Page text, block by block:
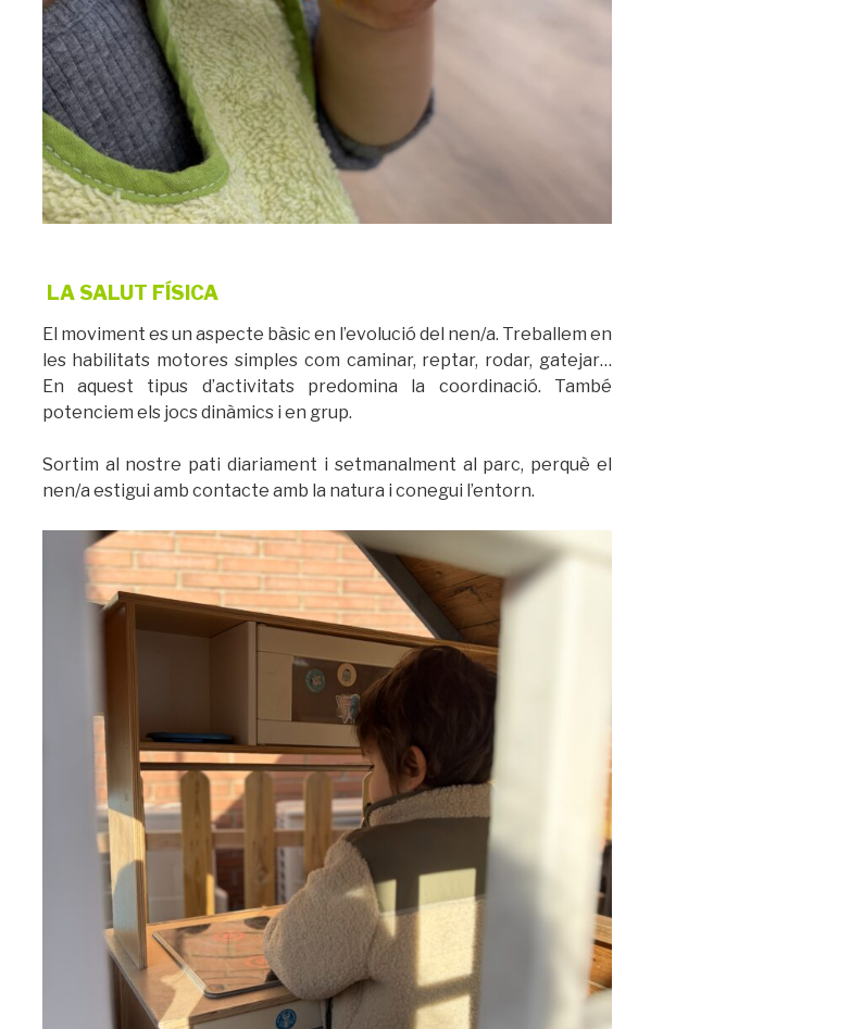
LA SALUT FÍSICA
El moviment es un aspecte bàsic en l’evolució del nen/a. Treballem en
les habilitats motores simples com caminar, reptar, rodar, gatejar…
En aquest tipus d’activitats predomina la coordinació. També
potenciem els jocs dinàmics i en grup.
Sortim al nostre pati diariament i setmanalment al parc, perquè el
nen/a estigui amb contacte amb la natura i conegui l’entorn.